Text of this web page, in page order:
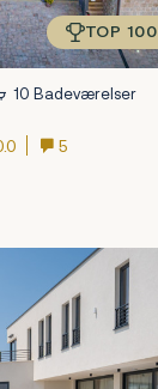
TOP 100
10 Badeværelser
5